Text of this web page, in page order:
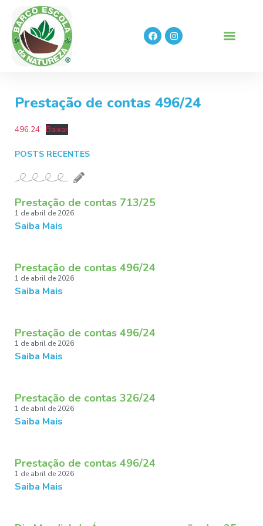
Prestação de contas 496/24
496.24 Baixar
POSTS RECENTES
Prestação de contas 713/25
1 de abril de 2026
Saiba Mais
Prestação de contas 496/24
1 de abril de 2026
Saiba Mais
Prestação de contas 496/24
1 de abril de 2026
Saiba Mais
Prestação de contas 326/24
1 de abril de 2026
Saiba Mais
Prestação de contas 496/24
1 de abril de 2026
Saiba Mais